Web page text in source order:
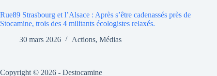
Rue89 Strasbourg et l’Alsace : Après s’être cadenassés près de
Stocamine, trois des 4 militants écologistes relaxés.
30 mars 2026
Actions, Médias
Copyright © 2026 - Destocamine